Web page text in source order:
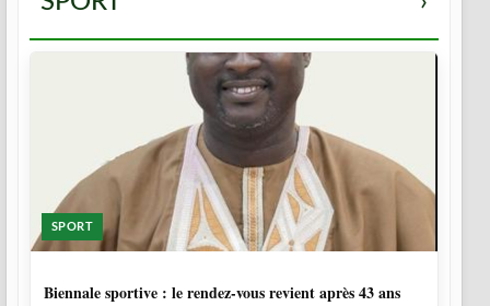
SPORT
Biennale sportive : le rendez-vous revient après 43 ans